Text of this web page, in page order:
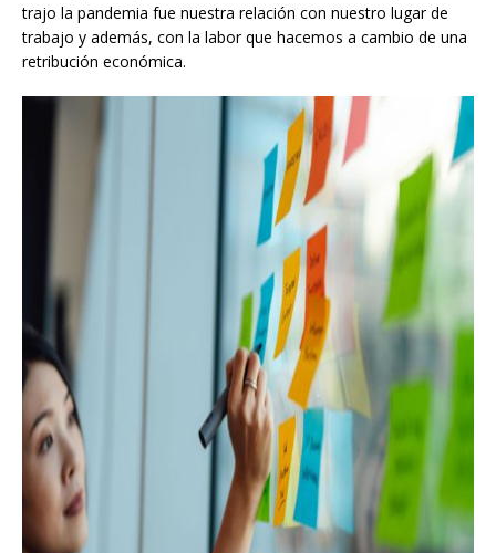
trajo la pandemia fue nuestra relación con nuestro lugar de
trabajo y además, con la labor que hacemos a cambio de una
retribución económica.